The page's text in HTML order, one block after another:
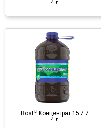
4 л
Rost®Концентрат 15.7.7
4 л
Гумат универсал для
цветов
0,5 л
Органо-минеральное
удобрение
♦ NPK
♦ микроэлементы
♦ гуминовые вещества